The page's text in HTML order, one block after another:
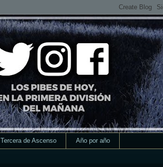
Tercera de Ascenso Año por año